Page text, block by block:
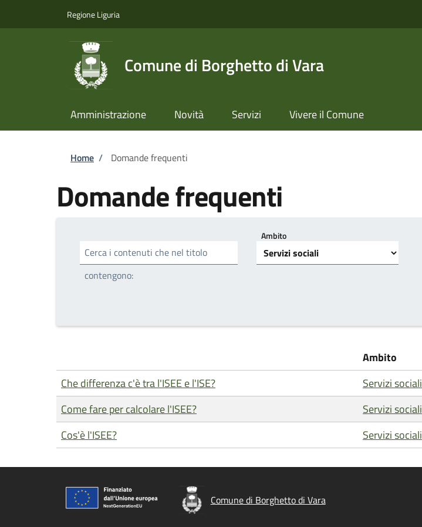
Regione Liguria
Comune di Borghetto di Vara
Amministrazione Novità Servizi Vivere il Comune
Briciole di pane
Home / Domande frequenti
Domande frequenti
Cerca i contenuti che nel titolo
contengono:
Ambito
Ambito
Che differenza c'è tra l'ISEE e l'ISE?
Servizi sociali
Come fare per calcolare l'ISEE?
Servizi sociali
Cos'è l'ISEE?
Servizi sociali
Comune di Borghetto di Vara